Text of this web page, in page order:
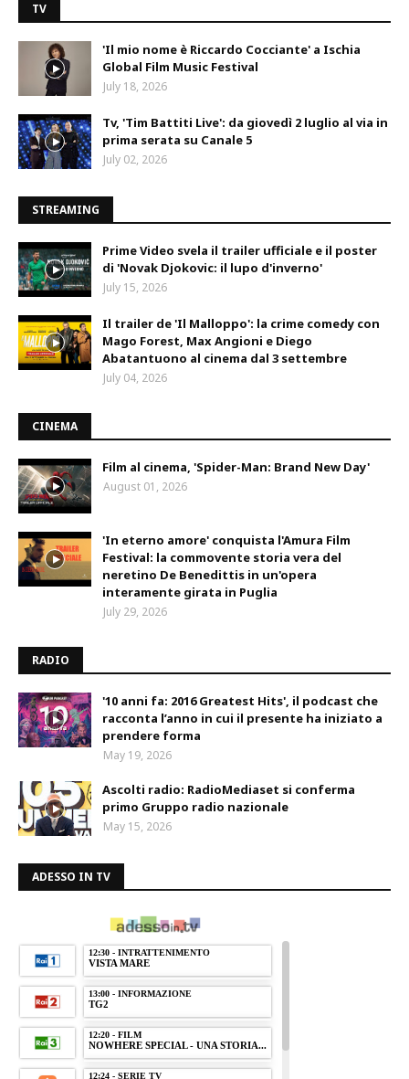
TV
'Il mio nome è Riccardo Cocciante' a Ischia
Global Film Music Festival
July 18, 2026
Tv, 'Tim Battiti Live': da giovedì 2 luglio al via in
prima serata su Canale 5
July 02, 2026
STREAMING
Prime Video svela il trailer ufficiale e il poster
di 'Novak Djokovic: il lupo d'inverno'
July 15, 2026
Il trailer de 'Il Malloppo': la crime comedy con
Mago Forest, Max Angioni e Diego
Abatantuono al cinema dal 3 settembre
July 04, 2026
CINEMA
Film al cinema, 'Spider-Man: Brand New Day'
August 01, 2026
'In eterno amore' conquista l'Amura Film
Festival: la commovente storia vera del
neretino De Benedittis in un'opera
interamente girata in Puglia
July 29, 2026
RADIO
'10 anni fa: 2016 Greatest Hits', il podcast che
racconta l’anno in cui il presente ha iniziato a
prendere forma
May 19, 2026
Ascolti radio: RadioMediaset si conferma
primo Gruppo radio nazionale
May 15, 2026
ADESSO IN TV